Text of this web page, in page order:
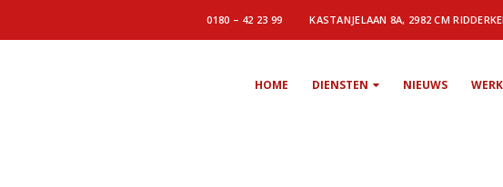
0180 – 42 23 99 KASTANJELAAN 8A, 2982 CM
HOME DIENSTEN NIEUWS